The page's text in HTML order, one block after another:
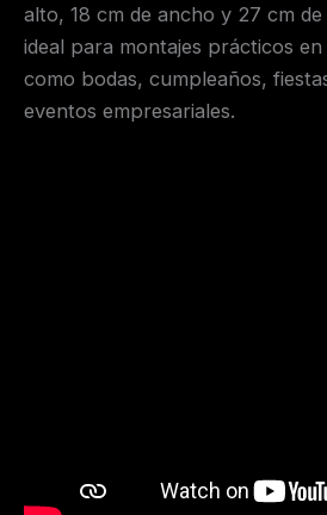
alto, 18 cm de ancho y 27 cm
ideal para montajes prácticos
como bodas, cumpleaños,
eventos empresariales.